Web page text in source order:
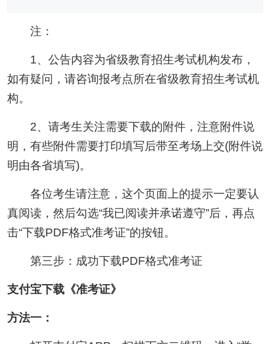
注：
1、公告内容为省级教育招生考试机构发布，
如有疑问，请咨询报考点所在省级教育招生考试机
构。
2、请考生关注需要下载的附件，注意附件说
明，有些附件需要打印填写后带至考场上交(附件说
明由各省填写)。
各位考生请注意，这个页面上的提示一定要认
真阅读，然后勾选“我已阅读并承诺遵守”后，再点
击“下载PDF格式准考证”的按钮。
第三步：成功下载PDF格式准考证
支付宝下载《准考证》
方法一：